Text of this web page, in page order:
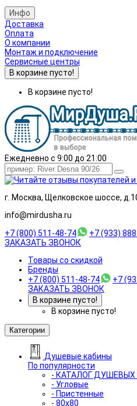
Инфо
Доставка
Оплата
О компании
Монтаж и подключение
Сервисные центры
В корзине пусто!
В корзине пусто!
Ежедневно с 9:00 до 21:00
г. Москва, Щелковское шоссе,
info@mirdusha.ru
+7 (800) 511-48-74
+7 (933)
ЗАКАЗАТЬ ЗВОНОК
Товары со скидкой
Бренды
+7 (800) 511-48-74
+7
ЗАКАЗАТЬ ЗВОНОК
В корзине пусто!
В корзине пусто!
Категории
Душевые кабины
По популярности
- КАТАЛОГ ДУШЕВЫХ
- Угловые
- Пристенные
- 80x80